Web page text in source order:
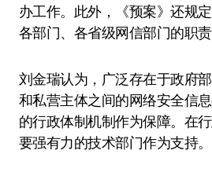
办工作。此外，《预案》还规
各部门、各省级网信部门的职责
刘金瑞认为，广泛存在于政府
和私营主体之间的网络安全信
的行政体制机制作为保障。在
要强有力的技术部门作为支持。